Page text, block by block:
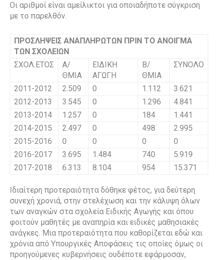
Οι αριθμοί είναι αμείλικτοι για οποιαδήποτε σύγκριση
με το παρελθόν.
ΠΡΟΣΛΗΨΕΙΣ ΑΝΑΠΛΗΡΩΤΩΝ ΠΡΙΝ ΤΟ ΑΝΟΙΓΜΑ
ΤΩΝ ΣΧΟΛΕΙΩΝ
ΣΧΟΛ.ΕΤΟΣ
Α/
ΘΜΙΑ
ΕΙΔΙΚΗ
ΑΓΩΓΗ
Β/
ΘΜΙΑ
ΣΥΝΟΛΟ
2011-2012 2.509 0 1.112
3.621
2012-2013
3.545 0 1.296
4.841
2013-2014
1.257 0 184
1.441
2014-2015
2.497 0 498
2.995
2015-2016
0 0 0
0
2016-2017
3.695 1.484 740
5.919
2017-2018
6.313 8.104 954 15.371
Ιδιαίτερη προτεραιότητα δόθηκε φέτος, για δεύτερη
συνεχή χρονιά, στην στελέχωση και την κάλυψη όλων
των αναγκών στα σχολεία Ειδικής Αγωγής και όπου
φοιτούν μαθητές με αναπηρία και ειδικές μαθησιακές
ανάγκες. Μια προτεραιότητα που καθορίζεται εδώ και
χρόνια από Υπουργικές Αποφάσεις τις οποίες όμως οι
προηγούμενες κυβερνήσεις ουδέποτε εφάρμοσαν,